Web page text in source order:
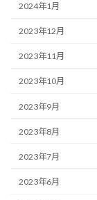
2024年1月
2023年12月
2023年11月
2023年10月
2023年9月
2023年8月
2023年7月
2023年6月